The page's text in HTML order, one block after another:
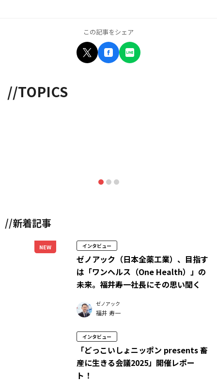
この記事をシェア
//TOPICS
//新着記事
NEW インタビュー
ゼノアック（日本全薬工業）、目指す
は「ワンヘルス（One Health）」の
未来。福井寿一社長にその思い聞く
ゼノアック
福井 寿一
インタビュー
「どっこいしょニッポン presents 畜
産に生きる会議2025」開催レポー
ト！